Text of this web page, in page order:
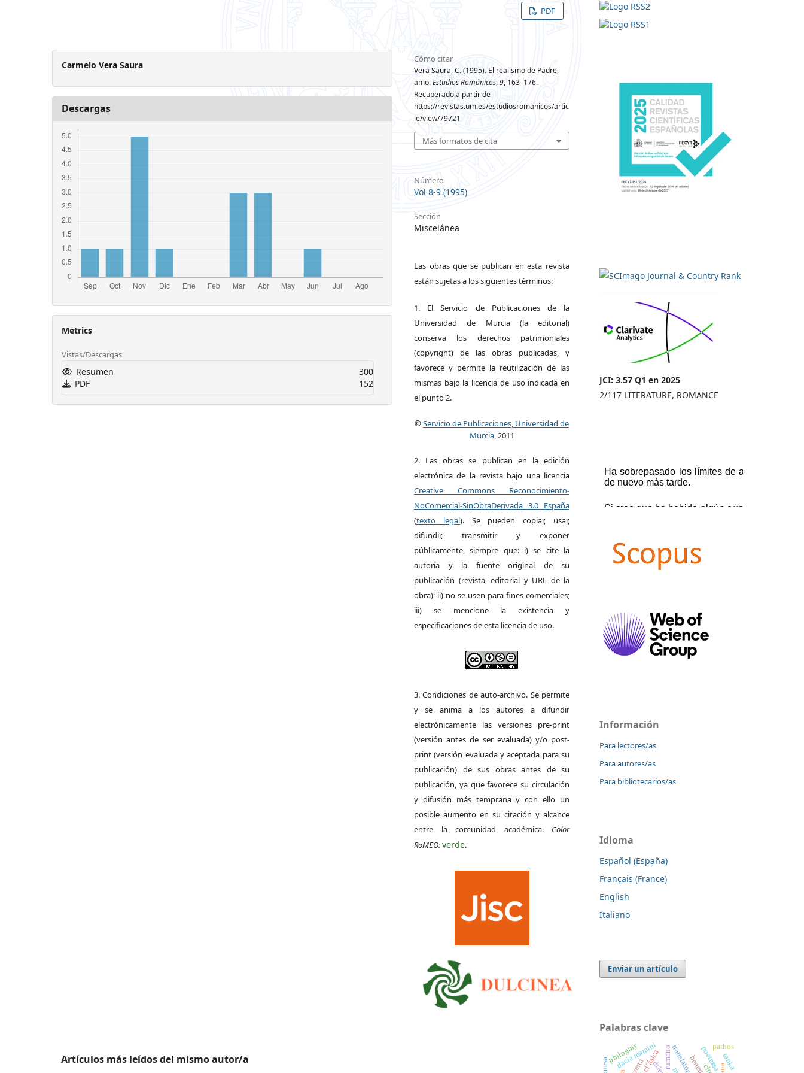
PDF
Carmelo Vera Saura
Descargas
Metrics
Vistas/Descargas
Resumen
300
PDF
152
Cómo citar
Vera Saura, C. (1995). El realismo de Padre,
amo.Estudios Románicos,9, 163–176.
Recuperado a partir de
https://revistas.um.es/estudiosromanicos/artic
le/view/79721
Más formatos de cita
Número
Vol 8-9 (1995)
Sección
Miscelánea
Las obras que se publican en esta revista
están sujetas a los siguientes términos:
1. El Servicio de Publicaciones de la
Universidad de Murcia (la editorial)
conserva los derechos patrimoniales
(copyright) de las obras publicadas, y
favorece y permite la reutilización de las
mismas bajo la licencia de uso indicada en
el punto 2.
©Servicio de Publicaciones, Universidad de
Murcia, 2011
2. Las obras se publican en la edición
electrónica de la revista bajo una licencia
Creative Commons Reconocimiento-
NoComercial-SinObraDerivada 3.0 España
(texto legal). Se pueden copiar, usar,
difundir, transmitir y exponer
públicamente, siempre que: i) se cite la
autoría y la fuente original de su
publicación (revista, editorial y URL de la
obra); ii) no se usen para fines comerciales;
iii) se mencione la existencia y
especificaciones de esta licencia de uso.
3. Condiciones de auto-archivo. Se permite
y se anima a los autores a difundir
electrónicamente las versiones pre-print
(versión antes de ser evaluada) y/o post-
print (versión evaluada y aceptada para su
publicación) de sus obras antes de su
publicación, ya que favorece su circulación
y difusión más temprana y con ello un
posible aumento en su citación y alcance
entre la comunidad académica. Color
RoMEO:verde.
Artículos más leídos del mismo autor/a
JCI: 3.57 Q1 en 2025
2/117 LITERATURE, ROMANCE
Información
Para lectores/as
Para autores/as
Para bibliotecarios/as
Idioma
Español (España)
Français (France)
English
Italiano
Enviar un artículo
Palabras clave
dacia maraini rumanotranslator poetessa
philoginy tanka
pathos